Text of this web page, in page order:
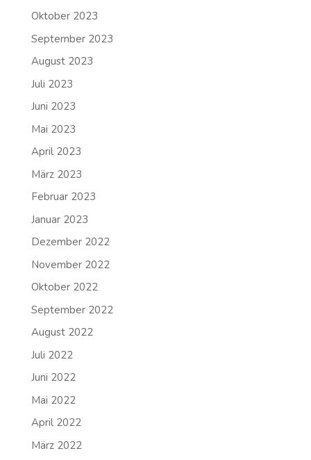
Oktober 2023
September 2023
August 2023
Juli 2023
Juni 2023
Mai 2023
April 2023
März 2023
Februar 2023
Januar 2023
Dezember 2022
November 2022
Oktober 2022
September 2022
August 2022
Juli 2022
Juni 2022
Mai 2022
April 2022
März 2022